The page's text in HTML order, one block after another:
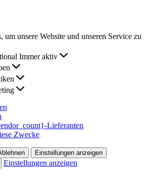
unsere Website und unseren Service zu
Immer aktiv
Lieferanten
Zwecke
Einstellungen anzeigen
Einstellungen anzeigen